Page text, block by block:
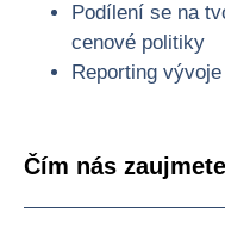
Podílení se na
cenové politiky
Reporting
Čím nás